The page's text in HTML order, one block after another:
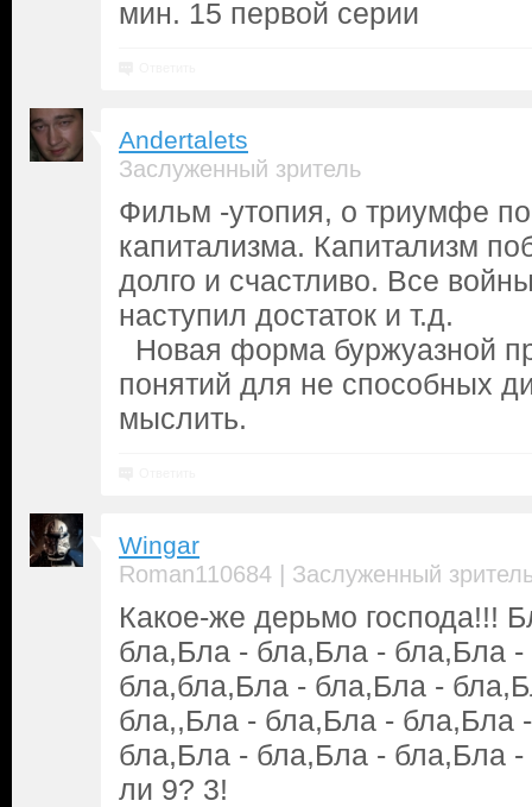
мин. 15 первой серии
Andertalets
Заслуженный зритель
Фильм -утопия, о триумфе
капитализма. Капитализм
долго и счастливо. Все
наступил достаток и т.д.
Новая форма буржуазной
понятий для не способных
мыслить.
Wingar
Roman110684 | Заслуженный
Какое-же дерьмо господа!!!
бла,Бла - бла,Бла - бла,Бла
бла,бла,Бла - бла,Бла -
бла,,Бла - бла,Бла - бла,Бла
бла,Бла - бла,Бла - бла,Бла
ли 9? 3!